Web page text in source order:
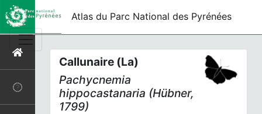
Atlas du Parc National des Pyrénées
Callunaire (La)
Pachycnemia
hippocastanaria (Hübner,
1799)